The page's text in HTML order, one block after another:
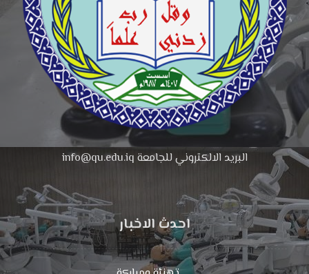
البريد الالكتروني للجامعة info@qu.edu.iq
احدث الاخبار